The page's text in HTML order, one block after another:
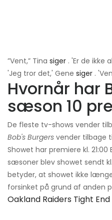
”Vent,” Tina siger . 'Er de ikke
'Jeg tror det,' Gene siger .
Hvornår har
sæson 10
De fleste tv-shows vender
Bob's Burgers vender tilbage
Showet har premiere kl. 21:00
sæsoner blev showet sendt
betyder, at showet ikke
forsinket på grund af anden
Oakland Raiders Tight